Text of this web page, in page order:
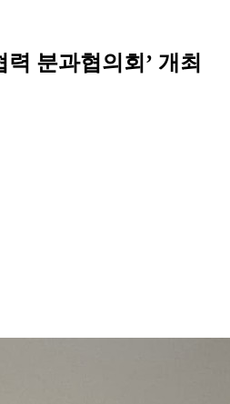
분과협의회’ 개최